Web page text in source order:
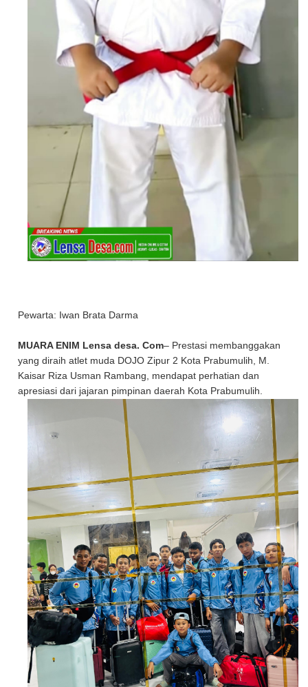
Pewarta: Iwan Brata Darma
MUARA ENIM Lensa desa. Com– Prestasi membanggakan
yang diraih atlet muda DOJO Zipur 2 Kota Prabumulih, M.
Kaisar Riza Usman Rambang, mendapat perhatian dan
apresiasi dari jajaran pimpinan daerah Kota Prabumulih.